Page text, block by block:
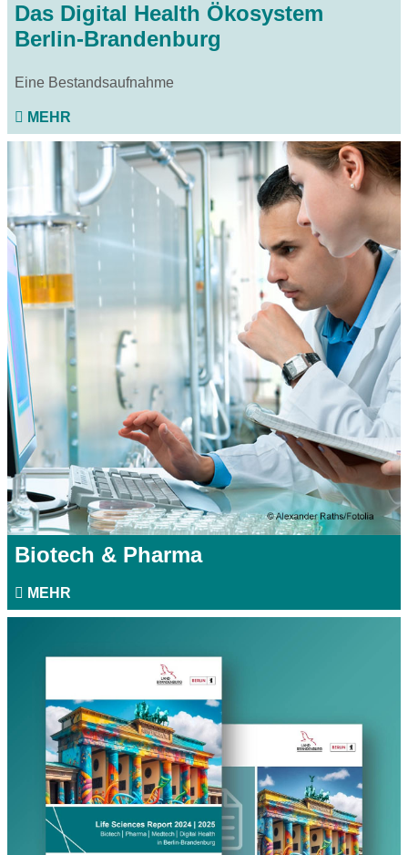
Das Digital Health Ökosystem
Berlin-Brandenburg
Eine Bestandsaufnahme
MEHR
Biotech & Pharma
MEHR